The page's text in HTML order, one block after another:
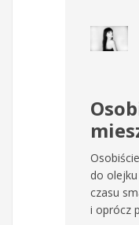
do
czasu
i oprócz